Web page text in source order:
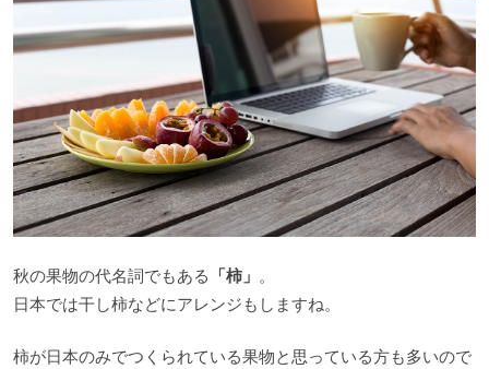
秋の果物の代名詞でもある 「柿」 。
日本では干し柿などにアレンジもしますね。
柿が日本のみでつくられている果物と思っている方も多いので